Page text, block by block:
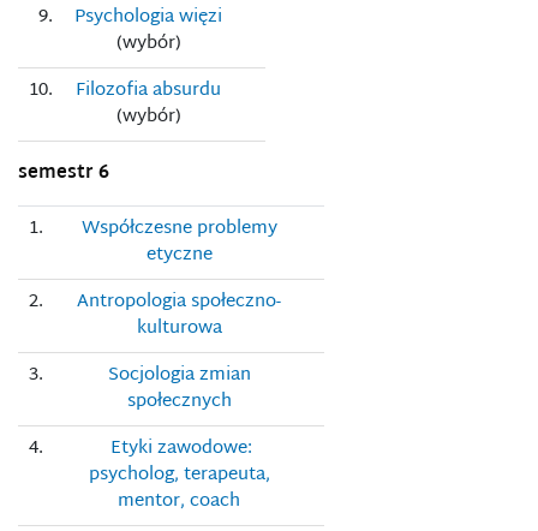
9.
Psychologia więzi
(wybór)
10.
Filozofia absurdu
(wybór)
semestr 6
1.
Współczesne problemy
etyczne
2.
Antropologia społeczno-
kulturowa
3.
Socjologia zmian
społecznych
4.
Etyki zawodowe:
psycholog, terapeuta,
mentor, coach